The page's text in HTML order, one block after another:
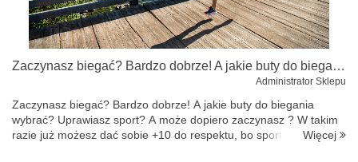
Zaczynasz biegać? Bardzo dobrze! A jakie buty do biegania wybrać?
Administrator Sklepu
Zaczynasz biegać? Bardzo dobrze! A jakie buty do biegania
wybrać? Uprawiasz sport? A może dopiero zaczynasz ? W takim
razie już możesz dać sobie +10 do respektu, bo sport w każdej
Więcej